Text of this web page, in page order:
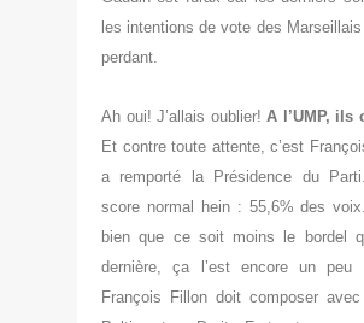
les intentions de vote des
perdant.
Ah oui! J’allais oublier! A l’UMP, ils
Et contre toute attente, c’est
a remporté la Présidence du
score normal hein : 55,6% des
bien que ce soit moins le bordel
dernière, ça l’est encore un peu
François Fillon doit composer avec